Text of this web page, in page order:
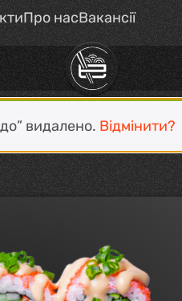
Про насВакансії
видалено. Відмінити?